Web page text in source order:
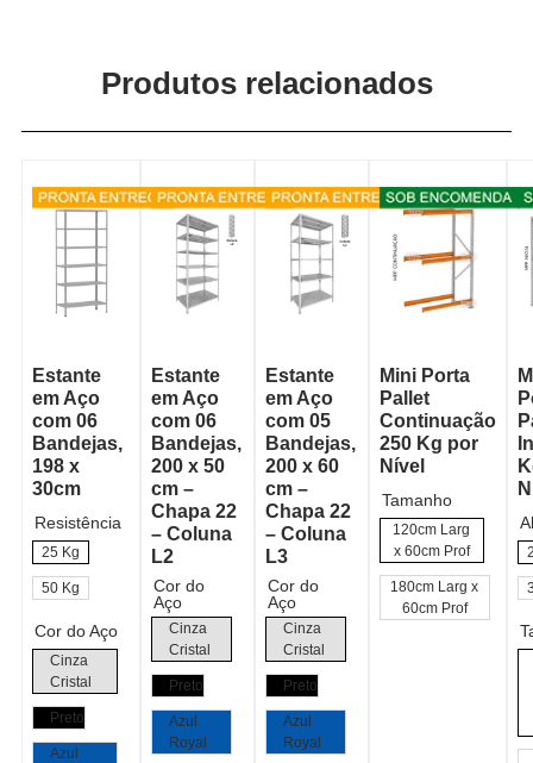
Produtos relacionados
Estante
em Aço
com 06
Bandejas,
198 x
30cm
Resistência
25 Kg
50 Kg
Cor do Aço
Cinza
Cristal
Preto
Azul
Estante
em Aço
com 06
Bandejas,
200 x 50
cm –
Chapa 22
– Coluna
L2
Cor do
Aço
Cinza
Cristal
Preto
Azul
Royal
Estante
em Aço
com 05
Bandejas,
200 x 60
cm –
Chapa 22
– Coluna
L3
Cor do
Aço
Cinza
Cristal
Preto
Azul
Royal
Mini Porta
Pallet
Continuação
250 Kg por
Nível
Tamanho
120cm Larg
x 60cm Prof
180cm Larg x
60cm Prof